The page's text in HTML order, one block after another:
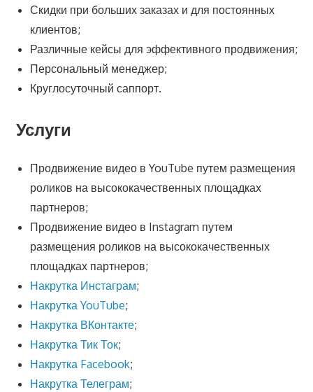
Скидки при больших заказах и для постоянных
клиентов;
Различные кейсы для эффективного продвижения;
Персональный менеджер;
Круглосуточный саппорт.
Услуги
Продвижение видео в YouTube путем размещения
роликов на высококачественных площадках
партнеров;
Продвижение видео в Instagram путем
размещения роликов на высококачественных
площадках партнеров;
Накрутка Инстаграм;
Накрутка YouTube;
Накрутка ВКонтакте;
Накрутка Тик Ток;
Накрутка Facebook;
Накрутка Телеграм;